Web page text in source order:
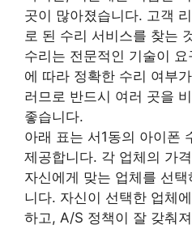
곳이 많아졌습니다. 고객
로 된 수리 서비스를 찾는
수리는 전문적인 기술이
에 따라 정확한 수리 여부
러므로 반드시 여러 곳을
좋습니다.
아래 표는 서1동의 아이폰
제공합니다. 각 업체의 가
자신에게 맞는 업체를 선
니다. 자신이 선택한 업체
하고, A/S 정책이 잘 갖춰